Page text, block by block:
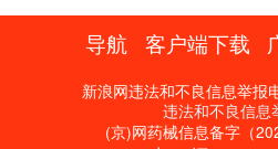
导航 客户端下载
新浪网违法和不良信息举报
违法和不良信息
(京)网药械信息备字（